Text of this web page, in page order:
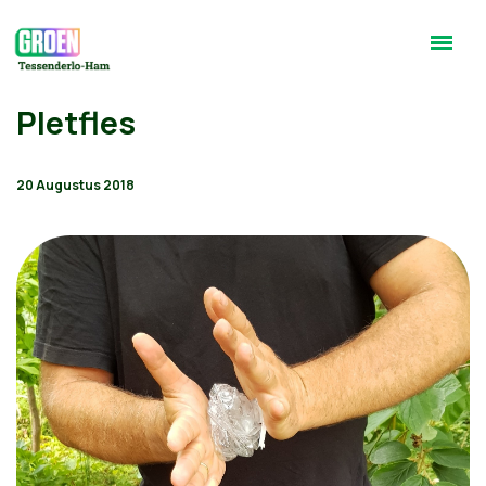
Pletfles
20 Augustus 2018